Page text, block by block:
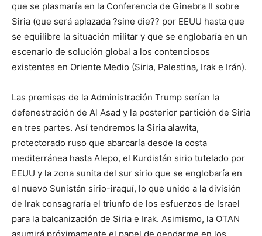
que se plasmaría en la Conferencia de Ginebra II sobre
Siria (que será aplazada ?sine die?? por EEUU hasta que
se equilibre la situación militar y que se englobaría en un
escenario de solución global a los contenciosos
existentes en Oriente Medio (Siria, Palestina, Irak e Irán).
Las premisas de la Administración Trump serían la
defenestración de Al Asad y la posterior partición de Siria
en tres partes. Así tendremos la Siria alawita,
protectorado ruso que abarcaría desde la costa
mediterránea hasta Alepo, el Kurdistán sirio tutelado por
EEUU y la zona sunita del sur sirio que se englobaría en
el nuevo Sunistán sirio-iraquí, lo que unido a la división
de Irak consagraría el triunfo de los esfuerzos de Israel
para la balcanización de Siria e Irak. Asimismo, la OTAN